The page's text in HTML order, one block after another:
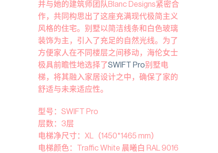
并与她的建筑师团队Blanc Designs紧密合
作，共同构思出了这座充满现代极简主义
风格的住宅。别墅以简洁线条和白色玻璃
装饰为主，引入了充足的自然光线。为了
方便家人在不同楼层之间移动，海伦女士
极具前瞻性地选择了SWIFT Pro别墅电
梯，将其融入家居设计之中，确保了家的
舒适与未来适应性。
型号：SWIFT Pro
层数：3层
电梯净尺寸：XL（1450*1465 mm）
电梯颜色：Traffic White 晨曦白 RAL 9016